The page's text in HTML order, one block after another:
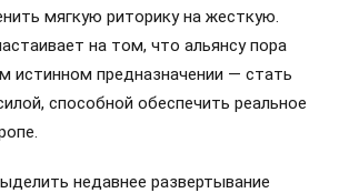
мягкую риторику на жесткую.
на том, что альянсу пора
истинном предназначении — стать
способной обеспечить реальное
недавнее развертывание